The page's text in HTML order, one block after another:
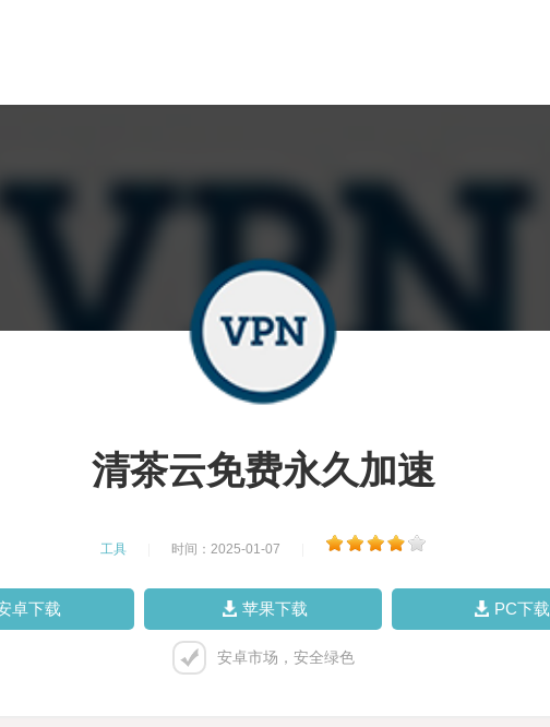
清茶云免费永久加速
工具 时间：2025-01-07
卓下载 苹果下载 PC下载
安卓市场，安全绿色